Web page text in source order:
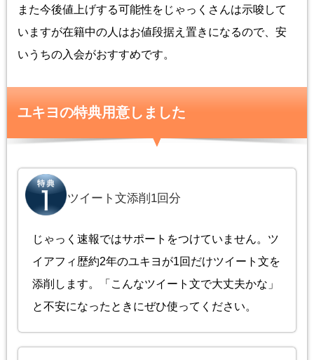
また今後値上げする可能性をじゃっくさんは示唆して
いますが在籍中の人はお値段据え置きになるので、安
いうちの入会がおすすめです。
ユキヨの特典用意しました
ツイート文添削1回分
じゃっく速報ではサポートをつけていません。ツ
イアフィ歴約2年のユキヨが1回だけツイート文を
添削します。「こんなツイート文で大丈夫かな」
と不安になったときにぜひ使ってください。